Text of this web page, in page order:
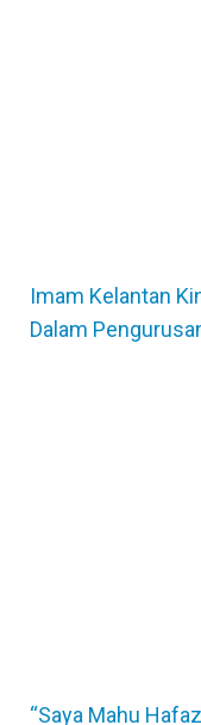
Imam Kelantan
Dalam
“Saya Mahu